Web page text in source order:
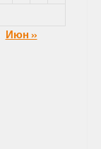
Июн »